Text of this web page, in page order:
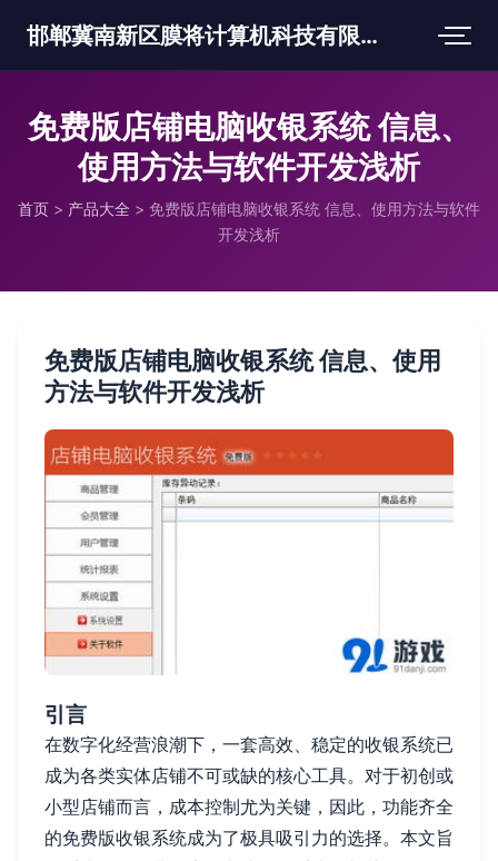
邯郸冀南新区膜将计算机科技有限公司
免费版店铺电脑收银系统 信息、
使用方法与软件开发浅析
首页 > 产品大全 > 免费版店铺电脑收银系统 信息、使用方法与软件
开发浅析
免费版店铺电脑收银系统 信息、使用
方法与软件开发浅析
引言
在数字化经营浪潮下，一套高效、稳定的收银系统已
成为各类实体店铺不可或缺的核心工具。对于初创或
小型店铺而言，成本控制尤为关键，因此，功能齐全
的免费版收银系统成为了极具吸引力的选择。本文旨